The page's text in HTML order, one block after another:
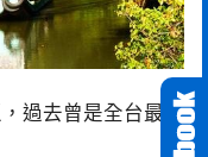
過去曾是全台最集